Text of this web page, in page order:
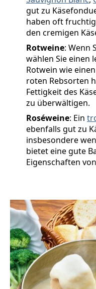
gut zu
haben oft
den cremigen
Rotweine: Wenn
wählen Sie einen
Rotwein wie einen
roten Rebsorten
Fettigkeit des
zu überwältigen.
Roséweine: Ein
ebenfalls gut zu
insbesondere
bietet eine gute
Eigenschaften